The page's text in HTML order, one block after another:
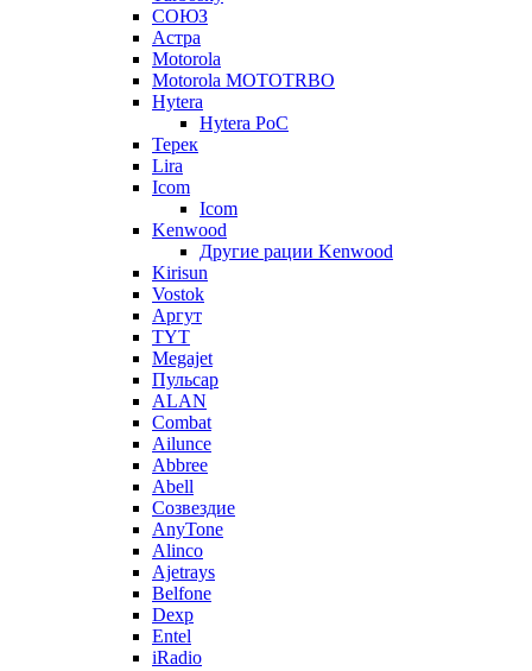
СОЮЗ
Астра
Motorola
Motorola MOTOTRBO
Hytera
Hytera PoC
Терек
Lira
Icom
Icom
Kenwood
Другие рации Kenwood
Kirisun
Vostok
Аргут
TYT
Megajet
Пульсар
ALAN
Combat
Ailunce
Abbree
Abell
Созвездие
AnyTone
Alinco
Ajetrays
Belfone
Dexp
Entel
iRadio